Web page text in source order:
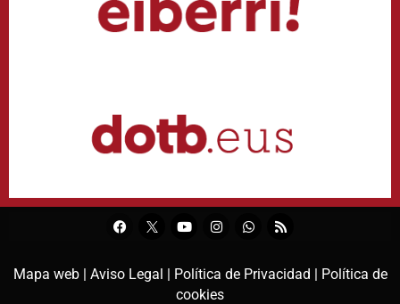
Mapa web | Aviso Legal | Política de Privacidad | Política de
cookies